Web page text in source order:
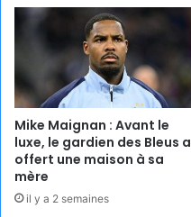
Mike Maignan : Avant le
luxe, le gardien des Bleus a
offert une maison à sa
mère
il y a 2 semaines